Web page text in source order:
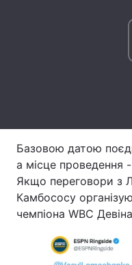
Базовою датою
а місце проведення
Якщо переговори з
Камбососу
чемпіона WBC